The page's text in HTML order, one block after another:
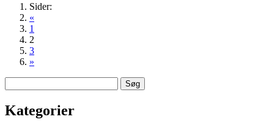
Sider:
«
1
2
3
»
efter:
Kategorier